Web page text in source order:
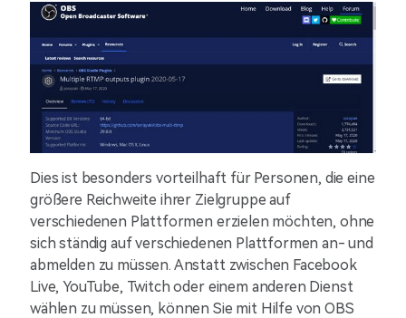
Dies ist besonders vorteilhaft für Personen, die eine
größere Reichweite ihrer Zielgruppe auf
verschiedenen Plattformen erzielen möchten, ohne
sich ständig auf verschiedenen Plattformen an- und
abmelden zu müssen. Anstatt zwischen Facebook
Live, YouTube, Twitch oder einem anderen Dienst
wählen zu müssen, können Sie mit Hilfe von OBS